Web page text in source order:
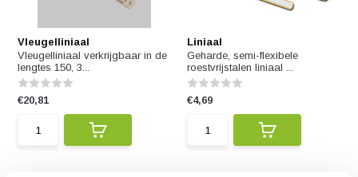
Vleugelliniaal
Vleugelliniaal verkrijgbaar in de
lengtes 150, 3...
€20,81
Liniaal
Geharde, semi-flexibele
roestvrijstalen liniaal ...
€4,69